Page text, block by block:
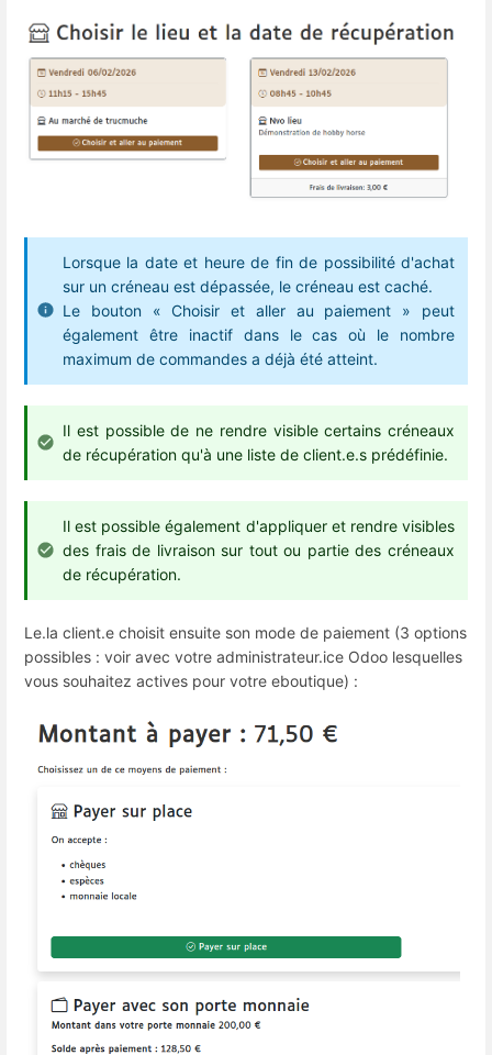
Lorsque la date et heure de fin de possibilité d'achat
sur un créneau est dépassée, le créneau est caché.
Le bouton « Choisir et aller au paiement » peut
également être inactif dans le cas où le nombre
maximum de commandes a déjà été atteint.
Il est possible de ne rendre visible certains créneaux
de récupération qu'à une liste de client.e.s prédéfinie.
Il est possible également d'appliquer et rendre visibles
des frais de livraison sur tout ou partie des créneaux
de récupération.
Le.la client.e choisit ensuite son mode de paiement (3 options
possibles : voir avec votre administrateur.ice Odoo lesquelles
vous souhaitez actives pour votre eboutique) :